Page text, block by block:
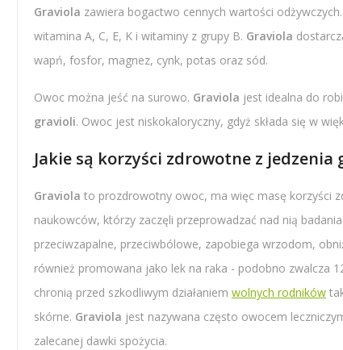
Graviola zawiera bogactwo cennych wartości
witamina A, C, E, K i witaminy z grupy B. Graviola
wapń, fosfor, magnez, cynk, potas oraz sód.
Owoc można jeść na surowo. Graviola jest idealna do
gravioli. Owoc jest niskokaloryczny, gdyż składa się w
Jakie są korzyści zdrowotne z jedzenia
Graviola to prozdrowotny owoc, ma więc masę korzyści
naukowców, którzy zaczęli przeprowadzać nad nią
przeciwzapalne, przeciwbólowe, zapobiega wrzodom,
również promowana jako lek na raka - podobno zwalcza
chronią przed szkodliwym działaniem wolnych rodników
skórne. Graviola jest nazywana często owocem
zalecanej dawki spożycia.